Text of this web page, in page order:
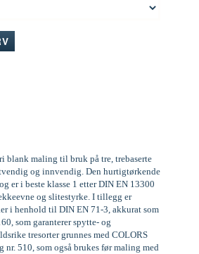
blank maling til bruk på tre, trebaserte
og innvendig. Den hurtigtørkende
er i beste klasse 1 etter DIN EN 13300
og slitestyrke. I tillegg er
i henhold til DIN EN 71-3, akkurat som
som garanterer spytte- og
tresorter grunnes med COLORS
nr. 510, som også brukes før maling med